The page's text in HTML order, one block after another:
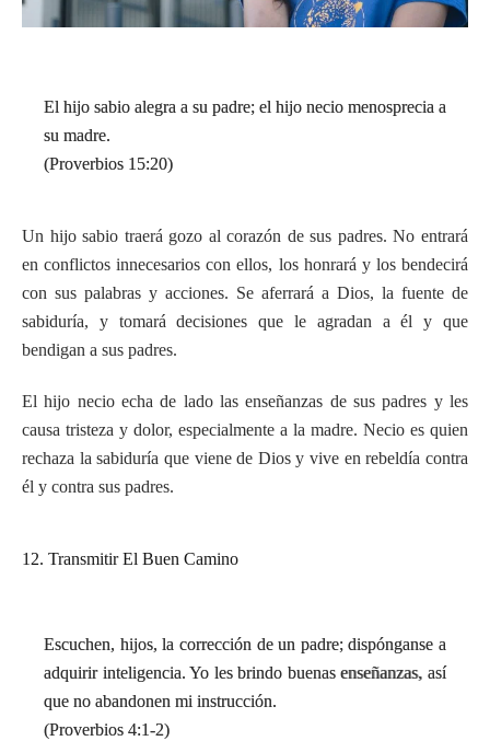
El hijo sabio alegra a su padre; el hijo necio menosprecia a
su madre.
(Proverbios 15:20)
Un hijo sabio traerá gozo al corazón de sus padres. No entrará
en conflictos innecesarios con ellos, los honrará y los bendecirá
con sus palabras y acciones. Se aferrará a Dios, la fuente de
sabiduría, y tomará decisiones que le agradan a él y que
bendigan a sus padres.
El hijo necio echa de lado las enseñanzas de sus padres y les
causa tristeza y dolor, especialmente a la madre. Necio es quien
rechaza la sabiduría que viene de Dios y vive en rebeldía contra
él y contra sus padres.
12. Transmitir El Buen Camino
Escuchen, hijos, la corrección de un padre; dispónganse a
adquirir inteligencia. Yo les brindo buenas enseñanzas, así
que no abandonen mi instrucción.
(Proverbios 4:1-2)